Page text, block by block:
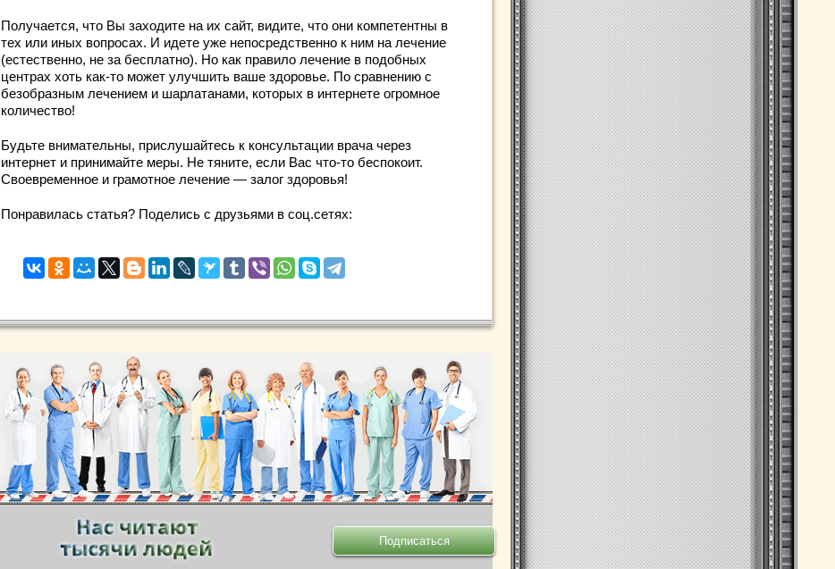
Получается, что Вы заходите на их сайт, видите, что они компетентны в
тех или иных вопросах. И идете уже непосредственно к ним на лечение
(естественно, не за бесплатно). Но как правило лечение в подобных
центрах хоть как-то может улучшить ваше здоровье. По сравнению с
безобразным лечением и шарлатанами, которых в интернете огромное
количество!
Будьте внимательны, прислушайтесь к консультации врача через
интернет и принимайте меры. Не тяните, если Вас что-то беспокоит.
Своевременное и грамотное лечение — залог здоровья!
Понравилась статья? Поделись с друзьями в соц.сетях:
.